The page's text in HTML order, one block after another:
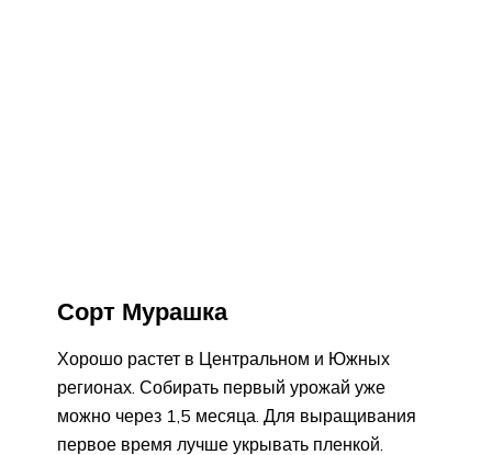
Сорт Мурашка
Хорошо растет в Центральном и Южных
регионах. Собирать первый урожай уже
можно через 1,5 месяца. Для выращивания
первое время лучше укрывать пленкой.